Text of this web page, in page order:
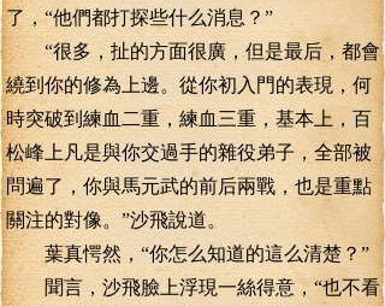
了，“他們都打探些什么消息？”
“很多，扯的方面很廣，但是最后，都會
繞到你的修為上邊。從你初入門的表現，何
時突破到練血二重，練血三重，基本上，百
松峰上凡是與你交過手的雜役弟子，全部被
問遍了，你與馬元武的前后兩戰，也是重點
關注的對像。”沙飛說道。
葉真愕然，“你怎么知道的這么清楚？”
聞言，沙飛臉上浮現一絲得意，“也不看